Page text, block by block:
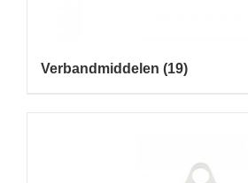
Verbandmiddelen (19)